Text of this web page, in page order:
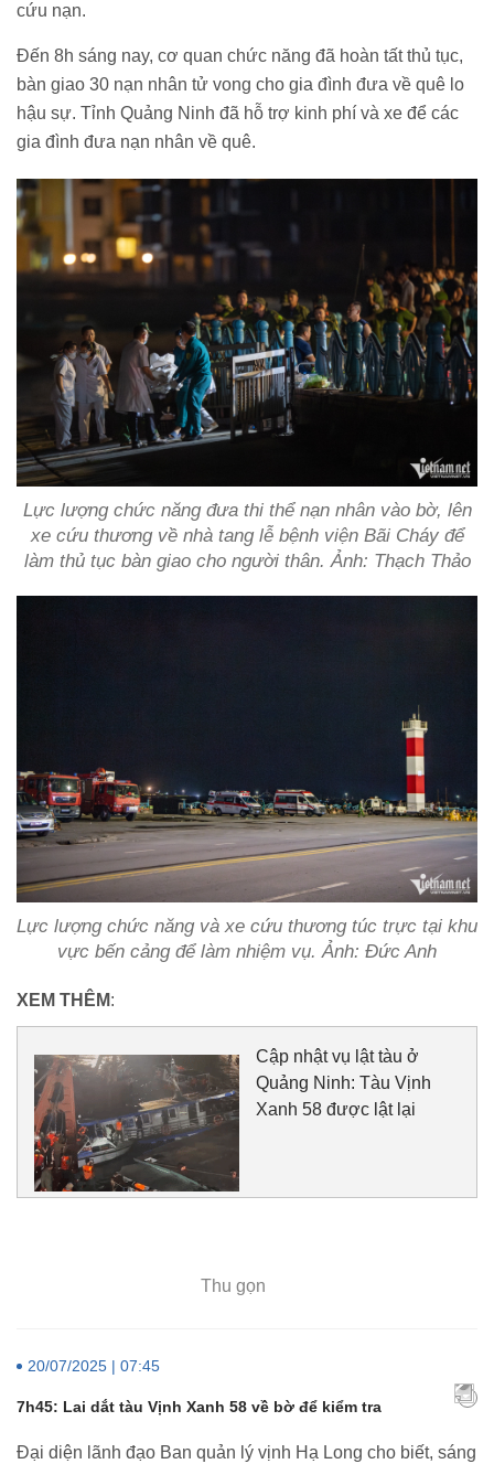
cứu nạn.
Đến 8h sáng nay, cơ quan chức năng đã hoàn tất thủ tục,
bàn giao 30 nạn nhân tử vong cho gia đình đưa về quê lo
hậu sự. Tỉnh Quảng Ninh đã hỗ trợ kinh phí và xe để các
gia đình đưa nạn nhân về quê.
Lực lượng chức năng đưa thi thể nạn nhân vào bờ, lên
xe cứu thương về nhà tang lễ bệnh viện Bãi Cháy để
làm thủ tục bàn giao cho người thân. Ảnh: Thạch Thảo
Lực lượng chức năng và xe cứu thương túc trực tại khu
vực bến cảng để làm nhiệm vụ. Ảnh: Đức Anh
XEM THÊM:
Cập nhật vụ lật tàu ở
Quảng Ninh: Tàu Vịnh
Xanh 58 được lật lại
Thu gọn
20/07/2025 | 07:45
7h45: Lai dắt tàu Vịnh Xanh 58 về bờ để kiểm tra
Đại diện lãnh đạo Ban quản lý vịnh Hạ Long cho biết, sáng